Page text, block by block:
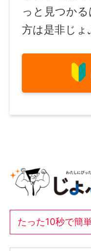
っと見つか
方は是非じ
たった10秒で簡